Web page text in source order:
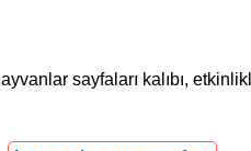
sayfaları kalıbı,